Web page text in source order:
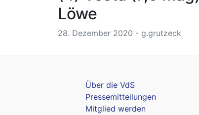
Löwe
28. Dezember 2020 - g.grutzeck
Über die VdS
Pressemitteilungen
Mitglied werden